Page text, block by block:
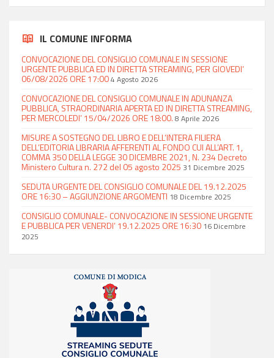
IL COMUNE INFORMA
CONVOCAZIONE DEL CONSIGLIO COMUNALE IN SESSIONE
URGENTE PUBBLICA ED IN DIRETTA STREAMING, PER GIOVEDI’
06/08/2026 ORE 17:004 Agosto 2026
CONVOCAZIONE DEL CONSIGLIO COMUNALE IN ADUNANZA
PUBBLICA, STRAORDINARIA APERTA ED IN DIRETTA STREAMING,
PER MERCOLEDI’ 15/04/2026 ORE 18:00. 8 Aprile 2026
MISURE A SOSTEGNO DEL LIBRO E DELL’INTERA FILIERA
DELL’EDITORIA LIBRARIA AFFERENTI AL FONDO CUI ALL’ART. 1,
COMMA 350 DELLA LEGGE 30 DICEMBRE 2021, N. 234 Decreto
Ministero Cultura n. 272 del 05 agosto 2025 31 Dicembre 2025
SEDUTA URGENTE DEL CONSIGLIO COMUNALE DEL 19.12.2025
ORE 16:30 – AGGIUNZIONE ARGOMENTI 18 Dicembre 2025
CONSIGLIO COMUNALE- CONVOCAZIONE IN SESSIONE URGENTE
E PUBBLICA PER VENERDI’ 19.12.2025 ORE 16:30 16 Dicembre
2025